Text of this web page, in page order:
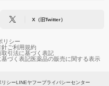
X（旧Twitter）
リシー
針ご利用規約
取引法に基づく表記
づく表記医薬品の販売に関する表示
リシーLINEヤフープライバシーセンター